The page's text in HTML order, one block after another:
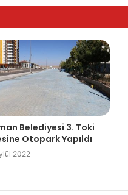
Belediyesi 3. Toki
Otopark Yapıldı
2022